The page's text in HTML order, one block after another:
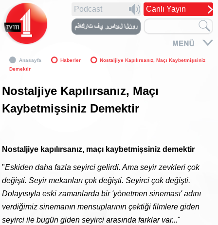
Canlı Yayın
Podcast
Anasayfa Haberler
Nostaljiye Kapılırsanız, Maçı Kaybetmişsiniz
Demektir
Nostaljiye Kapılırsanız, Maçı
Kaybetmişsiniz Demektir
Nostaljiye kapılırsanız, maçı kaybetmişsiniz demektir
"Eskiden daha fazla seyirci gelirdi. Ama seyir zevkleri çok
değişti. Seyir mekanları çok değişti. Seyirci çok değişti.
Dolayısıyla eski zamanlarda bir 'yönetmen sineması' adını
verdiğimiz sinemanın mensuplarının çektiği filmlere giden
seyirci ile bugün giden seyirci arasında farklar var..."